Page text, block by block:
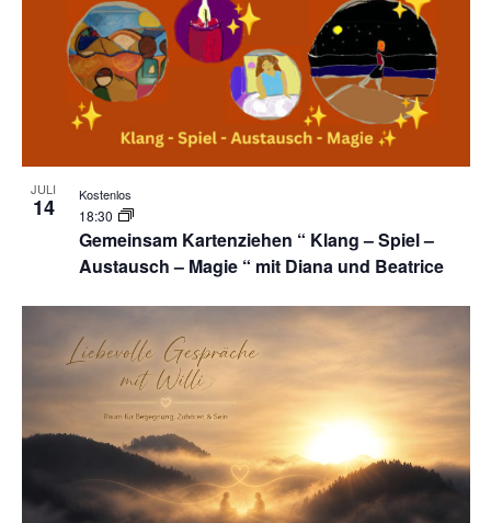
JULI
14
Gemeinsam Kartenziehen “ Klang – Spiel –
Austausch – Magie “ mit Diana und Beatrice
18:30
Kostenlos